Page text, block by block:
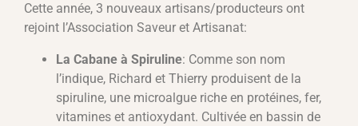
Cette année, 3 nouveaux artisans/producteurs ont
rejoint l’Association Saveur et Artisanat:
La Cabane à Spiruline: Comme son nom
l’indique, Richard et Thierry produisent de la
spiruline, une microalgue riche en protéines, fer,
vitamines et antioxydant. Cultivée en bassin de